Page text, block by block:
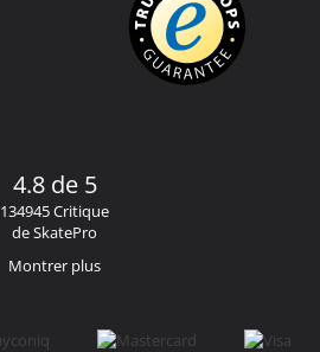
4.8 de 5
134945 Critique
de SkatePro
Montrer plus